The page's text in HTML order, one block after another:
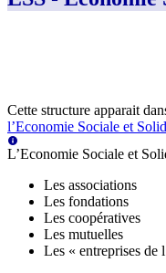
Cette structure apparait
l’Economie Sociale et
L’Economie Sociale et
Les associations
Les fondations
Les coopératives
Les mutuelles
Les « entreprises de